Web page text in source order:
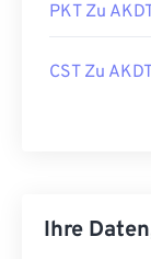
PKT Zu
CST Zu
Ihre